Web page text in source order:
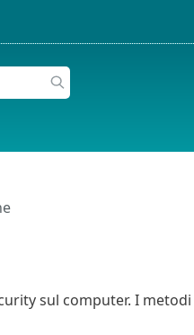
sul computer. I